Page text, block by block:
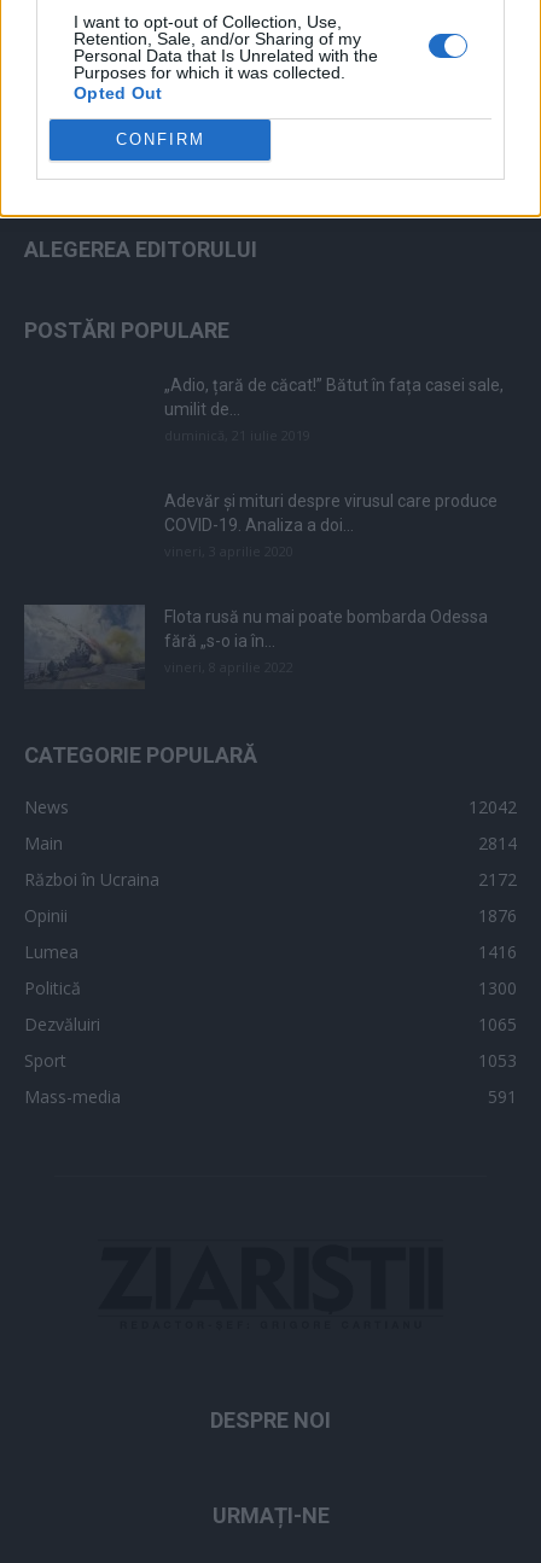
I want to opt-out of Collection, Use,
Retention, Sale, and/or Sharing of my
Personal Data that Is Unrelated with the
Purposes for which it was collected.
Opted Out
CONFIRM
ad
ALEGEREA EDITORULUI
POSTĂRI POPULARE
„Adio, țară de căcat!” Bătut în fața casei sale,
umilit de...
Adevăr și mituri despre virusul care produce
COVID-19. Analiza a doi...
Flota rusă nu mai poate bombarda Odessa
fără „s-o ia în...
CATEGORIE POPULARĂ
News
12042
Main
2814
Război în Ucraina
2172
Opinii
1876
Lumea
1416
Politică
1300
Dezvăluiri
1065
Sport
1053
Mass-media
591
DESPRE NOI
URMAȚI-NE